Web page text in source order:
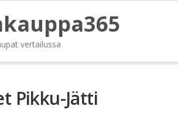
vertailussa
Pikku-Jätti